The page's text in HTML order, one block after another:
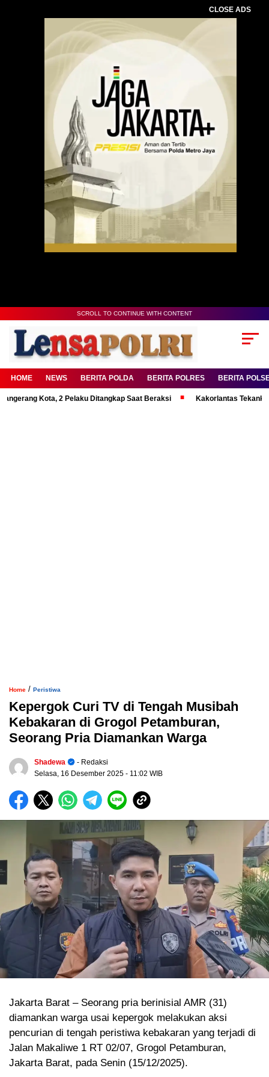
CLOSE ADS
SCROLL TO CONTINUE WITH CONTENT
HOME NEWS BERITA POLDA BERITA POLRES BERITA
Kota, 2 Pelaku Ditangkap Saat Beraksi Kakorlantas Tekankan Mental
Home / Peristiwa
Kepergok Curi TV di Tengah Musibah
Kebakaran di Grogol Petamburan,
Seorang Pria Diamankan Warga
Shadewa
- Redaksi
Selasa, 16 Desember 2025 - 11:02 WIB
Jakarta Barat – Seorang pria berinisial AMR (31)
diamankan warga usai kepergok melakukan aksi
pencurian di tengah peristiwa kebakaran yang terjadi di
Jalan Makaliwe 1 RT 02/07, Grogol Petamburan,
Jakarta Barat, pada Senin (15/12/2025).